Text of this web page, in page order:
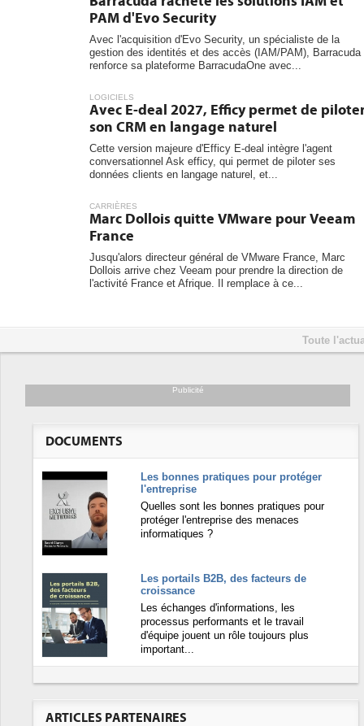
PAM d'Evo Security
Avec l'acquisition d'Evo Security, un spécialiste de la
gestion des identités et des accès (IAM/PAM), Barracuda
renforce sa plateforme BarracudaOne avec...
LOGICIELS
Avec E-deal 2027, Efficy permet de
son CRM en langage naturel
Cette version majeure d'Efficy E-deal intègre l'agent
conversationnel Ask efficy, qui permet de piloter ses
données clients en langage naturel, et...
CARRIÈRES
Marc Dollois quitte VMware pour Veeam
France
Jusqu'alors directeur général de VMware France, Marc
Dollois arrive chez Veeam pour prendre la direction de
l'activité France et Afrique. Il remplace à ce...
Toute
Publicité
DOCUMENTS
Les bonnes pratiques pour protéger
l'entreprise
Quelles sont les bonnes pratiques pour
protéger l'entreprise des menaces
informatiques ?
Les portails B2B, des facteurs de
croissance
Les échanges d'informations, les
processus performants et le travail
d'équipe jouent un rôle toujours plus
important...
ARTICLES PARTENAIRES